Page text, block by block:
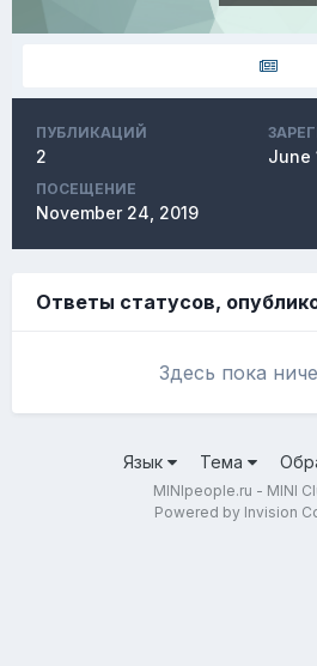
ПУБЛИКАЦИЙ
2 June
ПОСЕЩЕНИЕ
November 24, 2019
Ответы статусов,
Здесь пока
Язык Тема
MINIpeople.ru - MINI
Powered by Invision